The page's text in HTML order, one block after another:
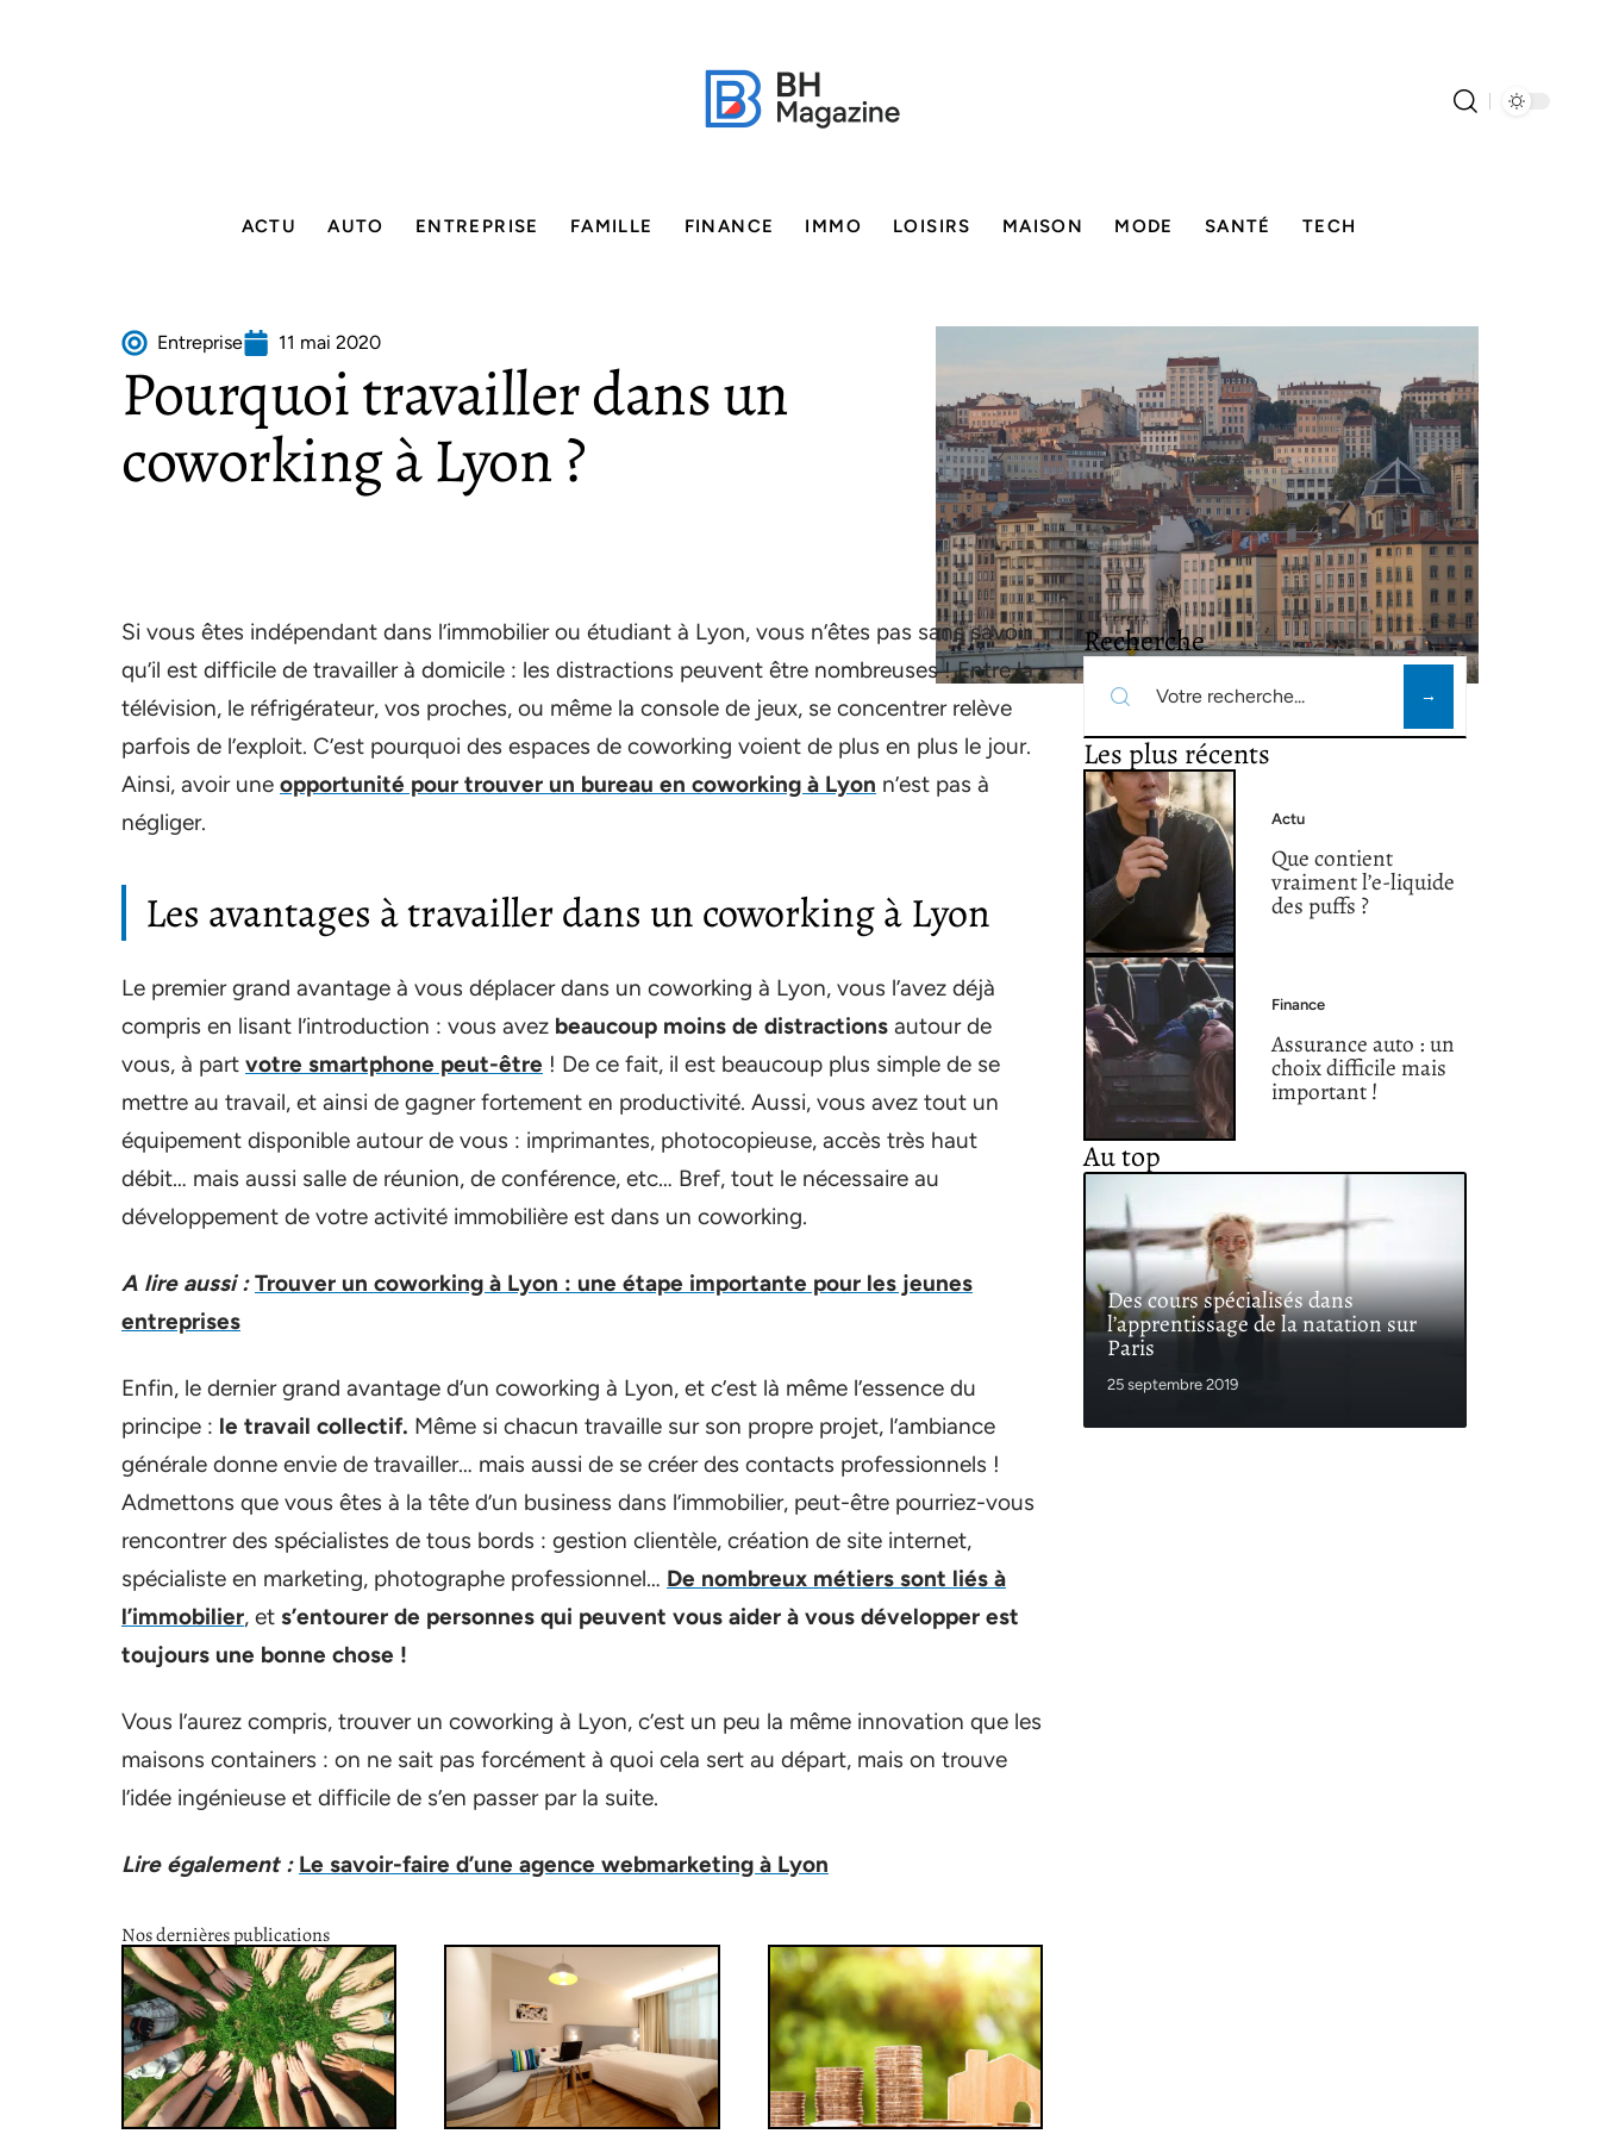
ACTU AUTO ENTREPRISE FAMILLE FINANCE IMMO LOISIRS MAISON MODE SANTÉ TECH
Entreprise 11 mai 2020
Pourquoi travailler dans un
coworking à Lyon ?
Si vous êtes indépendant dans l’immobilier ou étudiant à Lyon, vous n’êtes pas sans savoir
qu’il est difficile de travailler à domicile : les distractions peuvent être nombreuses ! Entre la
télévision, le réfrigérateur, vos proches, ou même la console de jeux, se concentrer relève
parfois de l’exploit. C’est pourquoi des espaces de coworking voient de plus en plus le jour.
Ainsi, avoir une opportunité pour trouver un bureau en coworking à Lyon n’est pas à
négliger.
Les avantages à travailler dans un coworking à Lyon
Le premier grand avantage à vous déplacer dans un coworking à Lyon, vous l’avez déjà
compris en lisant l’introduction : vous avez beaucoup moins de distractions autour de
vous, à part votre smartphone peut-être ! De ce fait, il est beaucoup plus simple de se
mettre au travail, et ainsi de gagner fortement en productivité. Aussi, vous avez tout un
équipement disponible autour de vous : imprimantes, photocopieuse, accès très haut
débit… mais aussi salle de réunion, de conférence, etc… Bref, tout le nécessaire au
développement de votre activité immobilière est dans un coworking.
A lire aussi : Trouver un coworking à Lyon : une étape importante pour les jeunes
entreprises
Enfin, le dernier grand avantage d’un coworking à Lyon, et c’est là même l’essence du
principe : le travail collectif. Même si chacun travaille sur son propre projet, l’ambiance
générale donne envie de travailler… mais aussi de se créer des contacts professionnels !
Admettons que vous êtes à la tête d’un business dans l’immobilier, peut-être pourriez-vous
rencontrer des spécialistes de tous bords : gestion clientèle, création de site internet,
spécialiste en marketing, photographe professionnel… De nombreux métiers sont liés à
l’immobilier, et s’entourer de personnes qui peuvent vous aider à vous développer est
toujours une bonne chose !
Vous l’aurez compris, trouver un coworking à Lyon, c’est un peu la même innovation que les
maisons containers : on ne sait pas forcément à quoi cela sert au départ, mais on trouve
l’idée ingénieuse et difficile de s’en passer par la suite.
Lire également : Le savoir-faire d’une agence webmarketing à Lyon
Nos dernières publications
Recherche
Les plus récents
Actu
Que contient
vraiment l’e-liquide
des puffs ?
Finance
Assurance auto : un
choix difficile mais
important !
Au top
Des cours spécialisés dans
l’apprentissage de la natation sur
Paris
25 septembre 2019